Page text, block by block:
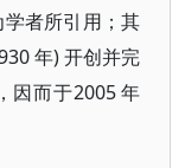
者所引用；其
年) 开创并完
因而于2005 年